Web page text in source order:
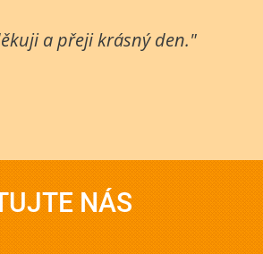
a přeji krásný den."
NÁS